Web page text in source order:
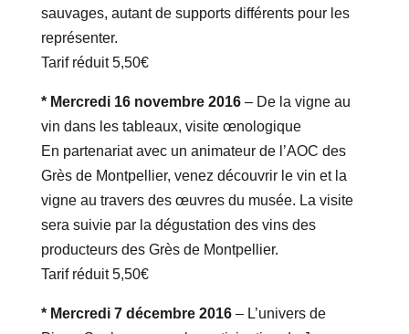
sauvages, autant de supports différents pour les
représenter.
Tarif réduit 5,50€
* Mercredi 16 novembre 2016– De la vigne au
vin dans les tableaux, visite œnologique
En partenariat avec un animateur de l’AOC des
Grès de Montpellier, venez découvrir le vin et la
vigne au travers des œuvres du musée. La visite
sera suivie par la dégustation des vins des
producteurs des Grès de Montpellier.
Tarif réduit 5,50€
* Mercredi 7 décembre 2016– L’univers de